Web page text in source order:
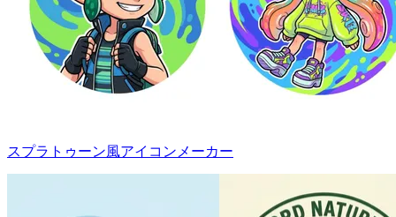
スプラトゥーン風アイコンメーカー